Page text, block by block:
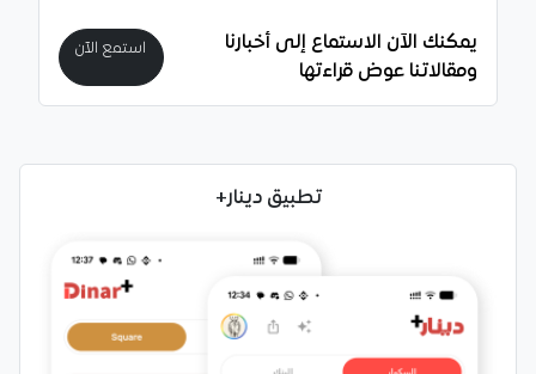
يمكنك الآن الاستماع إلى أخبارنا
ومقالاتنا عوض قراءتها
استمع الآن
تطبيق دينار+